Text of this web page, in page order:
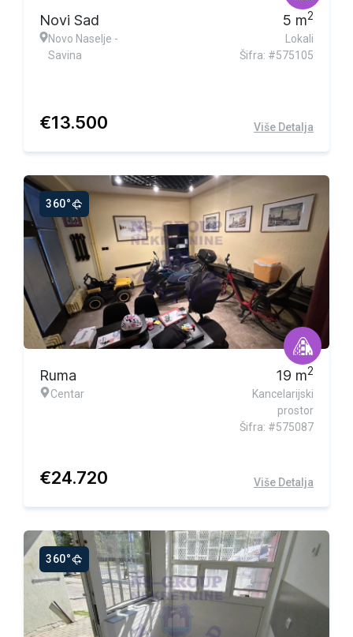
Novi Sad
Novo Naselje -
Savina
5 m2
Lokali
Šifra: #575105
€13.500 Više Detalja
360°
Ruma
Centar
19 m2
Kancelarijski
prostor
Šifra: #575087
€24.720 Više Detalja
360°